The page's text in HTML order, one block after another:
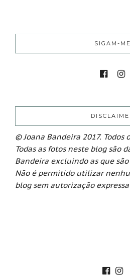
SIGAM-ME
© Joana Bandeira 2017. Todos
Todas as fotos neste blog são
Bandeira excluindo as que
Não é permitido utilizar
blog sem autorização